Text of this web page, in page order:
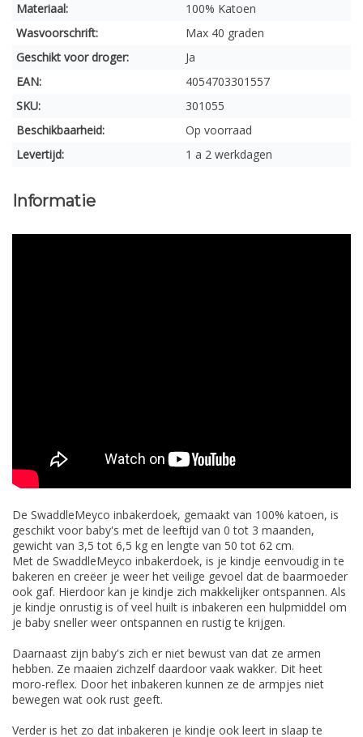
Materiaal:
100% Katoen
Wasvoorschrift:
Max 40 graden
Geschikt voor droger:
Ja
EAN:
4054703301557
SKU:
301055
Beschikbaarheid:
Op voorraad
Levertijd:
1 a 2 werkdagen
Informatie
De SwaddleMeyco inbakerdoek, gemaakt van 100% katoen, is
geschikt voor baby's met de leeftijd van 0 tot 3 maanden,
gewicht van 3,5 tot 6,5 kg en lengte van 50 tot 62 cm.
Met de SwaddleMeyco inbakerdoek, is je kindje eenvoudig in te
bakeren en creëer je weer het veilige gevoel dat de baarmoeder
ook gaf. Hierdoor kan je kindje zich makkelijker ontspannen. Als
je kindje onrustig is of veel huilt is inbakeren een hulpmiddel om
je baby sneller weer ontspannen en rustig te krijgen.
Daarnaast zijn baby's zich er niet bewust van dat ze armen
hebben. Ze maaien zichzelf daardoor vaak wakker. Dit heet
moro-reflex. Door het inbakeren kunnen ze de armpjes niet
bewegen wat ook rust geeft.
Verder is het zo dat inbakeren je kindje ook leert in slaap te